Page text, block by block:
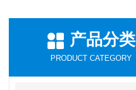
产品分类
PRODUCT CATEGORY